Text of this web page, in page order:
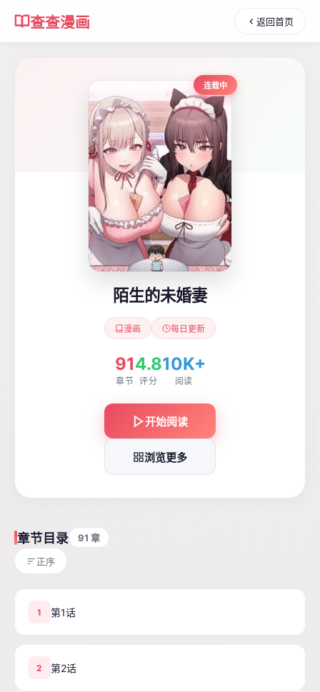
查查漫画 返回首页
连载中
陌生的未婚妻
漫画 每日更新
91
章节
4.8
评分
10K+
阅读
开始阅读
浏览更多
章节目录 91 章
正序
1 第1话
2 第2话